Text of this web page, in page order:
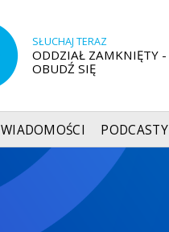
SŁUCHAJ TERAZ
ODDZIAŁ ZAMKNIĘTY -
OBUDŹ SIĘ
WIADOMOŚCI PODCASTY